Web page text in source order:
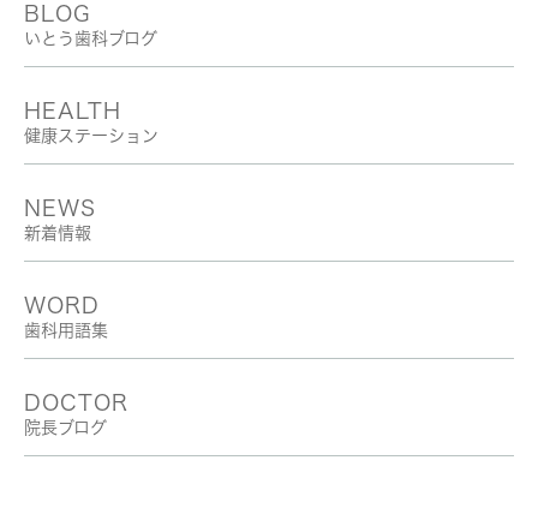
BLOG
いとう歯科ブログ
HEALTH
健康ステーション
NEWS
新着情報
WORD
歯科用語集
DOCTOR
院長ブログ